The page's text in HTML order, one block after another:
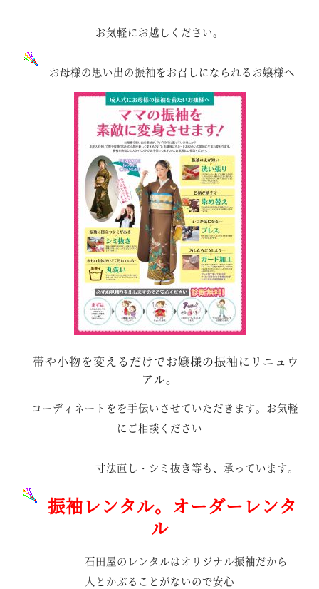
お気軽にお越しください。
お母様の思い出の振袖をお召しになられるお嬢様へ
帯や小物を変えるだけでお嬢様の振袖にリニュウ
アル。
コーディネートをを手伝いさせていただきます。お気軽
にご相談ください
寸法直し・シミ抜き等も、承っています。
振袖レンタル。オーダーレンタ
ル
石田屋のレンタルはオリジナル振袖だから
人とかぶることがないので安心